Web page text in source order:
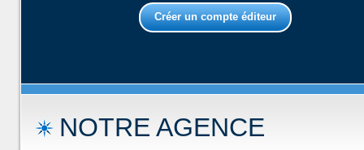
Créer un compte éditeur
NOTRE AGENCE